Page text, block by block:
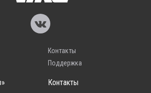
Контакты
Поддержка
Контакты